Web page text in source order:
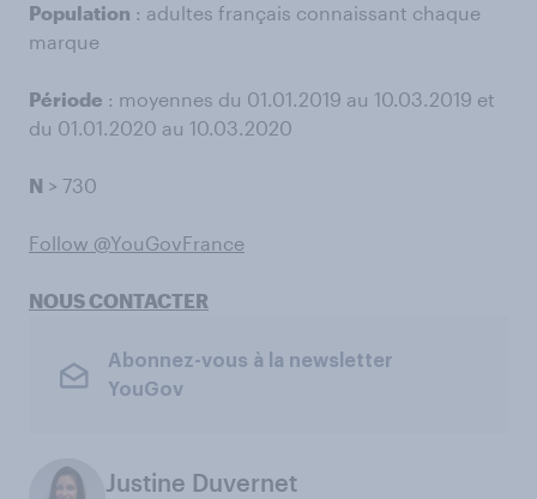
Population : adultes français connaissant chaque
marque
Période : moyennes du 01.01.2019 au 10.03.2019 et
du 01.01.2020 au 10.03.2020
N > 730
Follow @YouGovFrance
NOUS CONTACTER
Abonnez-vous à la newsletter
YouGov
Justine Duvernet